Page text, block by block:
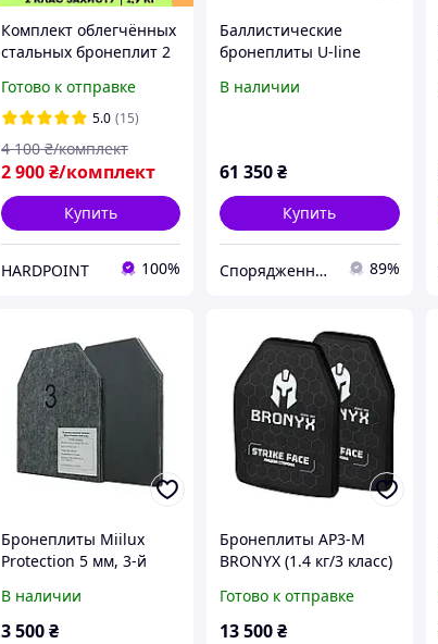
Комплект облегчённых
стальных бронеплит 2
Miilux 500. Легкие
металлические
бронепластины в
бронежилет
Готово к отправке
5.0 (15)
2 900₴/комплект
4 100 ₴/комплект
Купить
HARDPOINT 100%
Баллистические
бронеплиты U-line
(4 класс) 2.95 кг
В наличии
61 350₴
Купить
Спорядження UA 89%
Бронеплиты Miilux
Protection 5 мм, 3-й
(комплект 2 шт)
В наличии
3 500₴
Бронеплиты AP3-M
BRONYX (1.4 кг/3 класс)
Готово к отправке
13 500₴